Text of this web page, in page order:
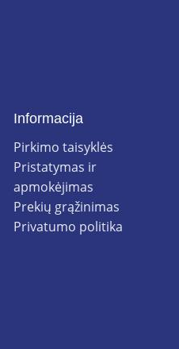
Informacija
Pirkimo taisyklės
Pristatymas ir
apmokėjimas
Prekių grąžinimas
Privatumo politika